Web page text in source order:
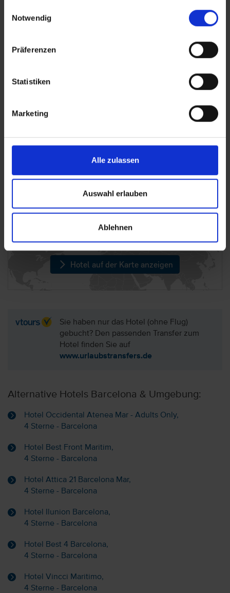
Notwendig
Präferenzen
Statistiken
Marketing
Alle zulassen
Auswahl erlauben
Ablehnen
Die Höhe der Übernachtungssteuer richtet sich
Übernachtung betragen. Der Betrag ist vor Ort
Bequem und günstig zu Ihrem Hotel? Buchen
Sie Ihren Urlaubstransfer in Ihrem Reisebüro
Seit November 2012 wird für Reisende ab 17
Die Höhe der Steuer richtet sich nach der
Sternekategorie des gebuchten Hotels und
beträgt zwischen 0,99 EUR und 13,20 EUR pro
zu zahlen.
Lage: Eurohotel Diagonal Port, Katalonien
Hotel auf der Karte anzeigen
Sie haben nur das Hotel (ohne Flug)
gebucht? Den passenden Transfer zum
Hotel finden Sie auf
www.urlaubstransfers.de
Alternative Hotels Barcelona & Umgebung:
Hotel Occidental Atenea Mar - Adults Only,
4 Sterne - Barcelona
Hotel Best Front Maritim,
4 Sterne - Barcelona
Hotel Attica 21 Barcelona Mar,
4 Sterne - Barcelona
Hotel Ilunion Barcelona,
4 Sterne - Barcelona
Hotel Best 4 Barcelona,
4 Sterne - Barcelona
Hotel Vincci Maritimo,
4 Sterne - Barcelona